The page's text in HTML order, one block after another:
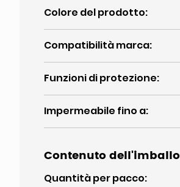
Colore del prodotto:
Compatibilità marca:
Funzioni di protezione:
Impermeabile fino a:
Contenuto dell'imballo
Quantità per pacco: